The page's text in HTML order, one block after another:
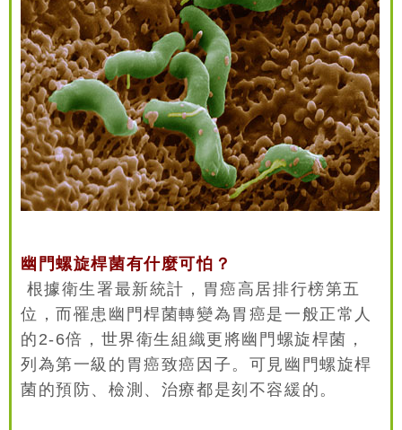
幽門螺旋桿菌有什麼可怕？
根據衛生署最新統計，胃癌高居排行榜第五
位，而罹患幽門桿菌轉變為胃癌是一般正常人
的2-6倍，世界衛生組織更將幽門螺旋桿菌，
列為第一級的胃癌致癌因子。可見幽門螺旋桿
菌的預防、檢測、治療都是刻不容緩的。